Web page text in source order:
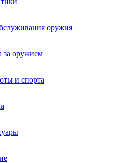
оружия
за оружием
и спорта